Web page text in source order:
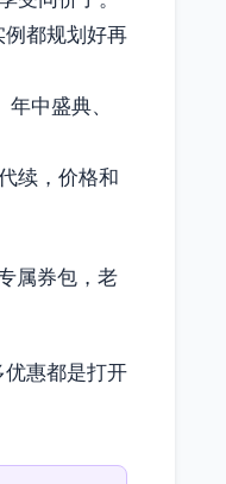
例都规划好再
中盛典、
续，价格和
属券包，老
惠都是打开